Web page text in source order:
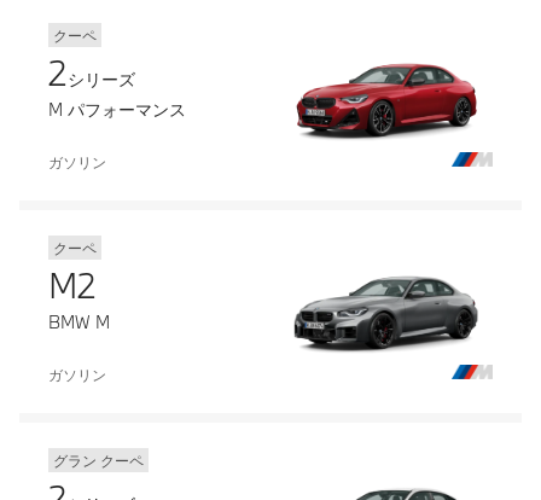
クーペ
2シリーズ
M パフォーマンス
ガソリン
クーペ
M2
BMW M
ガソリン
グラン クーペ